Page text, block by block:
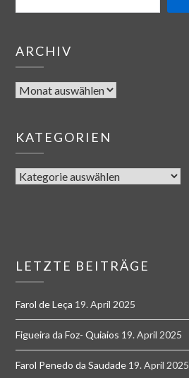
ARCHIV
KATEGORIEN
LETZTE BEITRÄGE
Farol de Leça 19. April 2025
Figueira da Foz- Quiaios 19. April 2025
Farol Penedo da Saudade 19. April 2025